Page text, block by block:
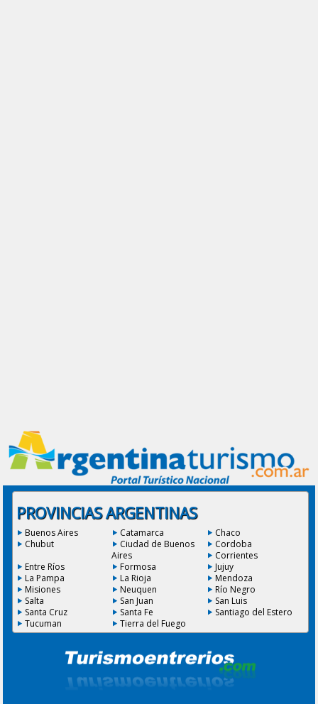
PROVINCIAS ARGENTINAS
Buenos Aires Catamarca
Chaco
Chubut
Ciudad de Buenos
Aires
Cordoba
Corrientes
Entre Ríos
Formosa
Jujuy
La Pampa
La Rioja
Mendoza
Misiones
Neuquen
Río Negro
Salta
San Juan
San Luis
Santa Cruz
Santa Fe
Santiago del Estero
Tucuman
Tierra del Fuego